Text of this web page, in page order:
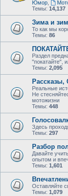
Юмор
Темы: 14,137
Зима и
То как мы
Темы: 86
Раздел
"покатайте",
Темы: 2,095
Рассказы,
Реальные
Не
мотожизни
Темы: 448
Здесь
Темы: 297
Разбор
Давайте
опытом и
Темы: 1,601
Оставляйте
Темы: 1,079